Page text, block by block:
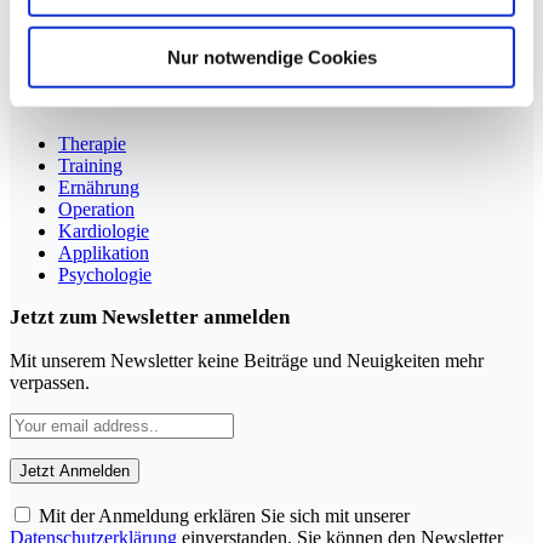
Nur notwendige Cookies
Rubriken
Therapie
Training
Ernährung
Operation
Kardiologie
Applikation
Psychologie
Jetzt zum Newsletter anmelden
Mit unserem Newsletter keine Beiträge und Neuigkeiten mehr
verpassen.
Mit der Anmeldung erklären Sie sich mit unserer
Datenschutzerklärung einverstanden. Sie können den Newsletter